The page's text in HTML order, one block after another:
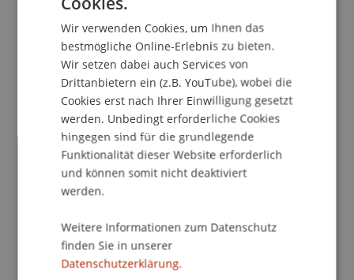
versteht Karaaslan als durchlässigen und
lebendigen Bereich, während das zweite
Obergeschoss eine klar definierte Nutzung
ermöglicht. Das Ergebnis ist eine sich
wiederholende Holzrahmenstruktur, die sich über
65 Meter entlang des Weges erstreckt. Im
Erdgeschoss befindet sich ein öffentlicher
Fitnessparcours, der von dem Verein ‹Eschen
Aktiv› betreut werden soll. Diese Einrichtung
fördert die Gesundheit der Menschen und stärkt
im Erdgeschoss Platz. Dieser Gebäudeteil bietet
dafür einen hohen, überdachten Raum. An den
Stützen des Gebäudes sind Markisen angebracht,
Wir verwenden Cookies, um Ihnen das
bestmögliche Online-Erlebnis zu bieten.
Wir setzen dabei auch Services von
Drittanbietern ein (z.B. YouTube), wobei die
Cookies erst nach Ihrer Einwilligung gesetzt
werden. Unbedingt erforderliche Cookies
hingegen sind für die grundlegende
Funktionalität dieser Website erforderlich
und können somit nicht deaktiviert
werden.
Weitere Informationen zum Datenschutz
finden Sie in unserer
Datenschutzerklärung.